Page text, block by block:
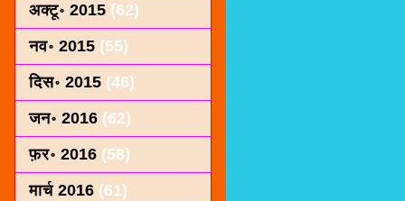
अक्टू॰ 2015 (62)
नव॰ 2015 (55)
दिस॰ 2015 (46)
जन॰ 2016 (62)
फ़र॰ 2016 (58)
मार्च 2016 (61)